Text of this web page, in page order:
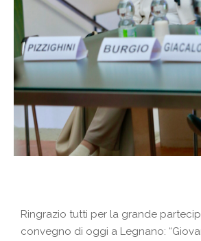
Ringrazio tutti per la grande
convegno di oggi a Legnano: